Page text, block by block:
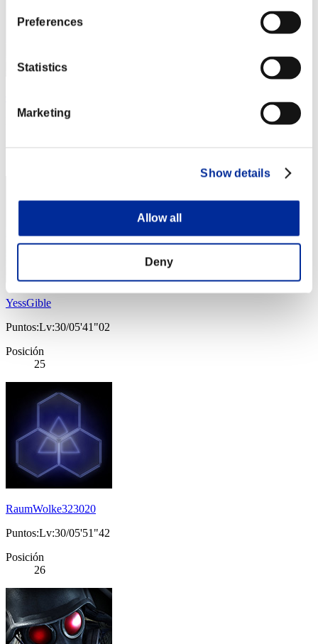
Preferences
Statistics
Marketing
Show details
Allow all
Deny
Puntos:Lv:30/05'06"61
Posición
YessGible
Puntos:Lv:30/05'41"02
Posición
25
RaumWolke323020
Puntos:Lv:30/05'51"42
Posición
26